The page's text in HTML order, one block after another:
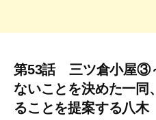
第53話 三ツ倉小屋③
ないことを決めた一同
ることを提案する八木